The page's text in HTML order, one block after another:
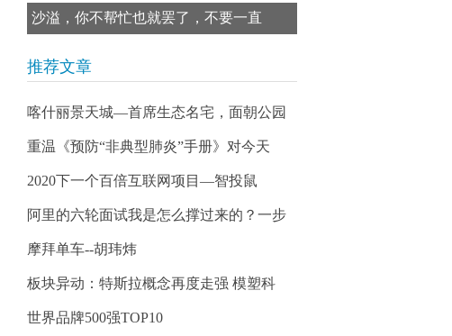
沙溢，你不帮忙也就罢了，不要一直
推荐文章
喀什丽景天城—首席生态名宅，面朝公园
重温《预防“非典型肺炎”手册》对今天
2020下一个百倍互联网项目—智投鼠
阿里的六轮面试我是怎么撑过来的？一步
摩拜单车--胡玮炜
板块异动：特斯拉概念再度走强 模塑科
世界品牌500强TOP10